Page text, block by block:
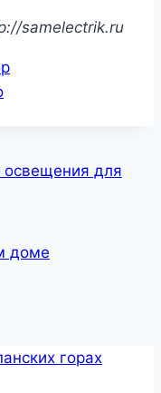
samelectrik.ru
освещения для
доме